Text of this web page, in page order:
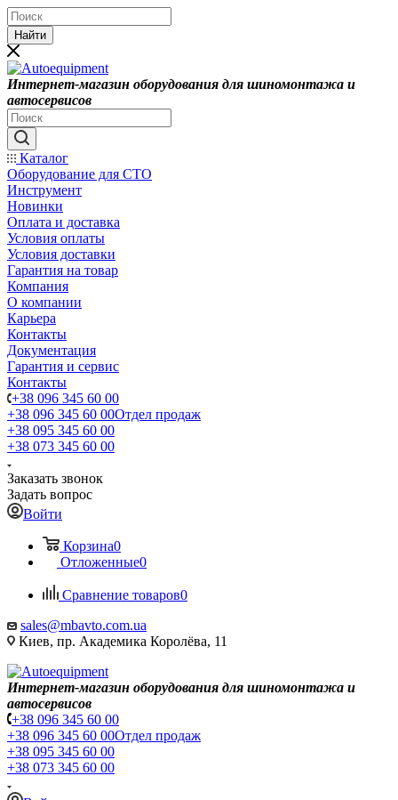
Найти
Интернет-магазин оборудования для шиномонтажа и
автосервисов
Каталог
Оборудование для СТО
Инструмент
Новинки
Оплата и доставка
Условия оплаты
Условия доставки
Гарантия на товар
Компания
О компании
Карьера
Контакты
Документация
Гарантия и сервис
Контакты
+38 096 345 60 00
+38 096 345 60 00Отдел продаж
+38 095 345 60 00
+38 073 345 60 00
Заказать звонок
Задать вопрос
Войти
Корзина0
Отложенные0
Сравнение товаров0
sales@mbavto.com.ua
Киев, пр. Академика Королёва, 11
Интернет-магазин оборудования для шиномонтажа и
автосервисов
+38 096 345 60 00
+38 096 345 60 00Отдел продаж
+38 095 345 60 00
+38 073 345 60 00